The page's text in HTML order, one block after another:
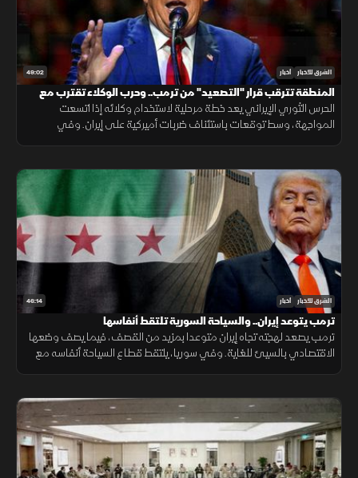
49:02 الشرق للأخبار أخبار
المنطقة تترقب قرار "التصعيد" من ترمب.. وحرب الوكلاء تقترب مع
اتساع المواجهة
الحرس الثوري الإيراني يعد خطة مرحلية لاستخدام وكلائه إذا اتسعت
المواجهة، وسط توقعات باستئناف ضربات أميركية على إيران. وفي
46:14 الشرق للأخبار أخبار
ترمب يتوعد إيران.. والسياحة السورية تلتقط أنفاسها
ترمب يصعد لهجته تجاه إيران متوعدا بمزيد من القصف، فيما يصف وضعها
الاقتصادي بالسيئ للغاية. وفي سوريا، يلتقط قطاع السياحة أنفاسه مع